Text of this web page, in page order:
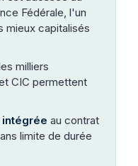
Fédérale, l'un
mieux capitalisés
milliers
CIC permettent
au contrat
limite de durée